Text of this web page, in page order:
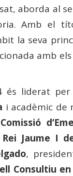
aborda al
Amb el
la seva
amb
és liderat per
i acadèmic de
Comissió
Jaume I
,
Consultiu en